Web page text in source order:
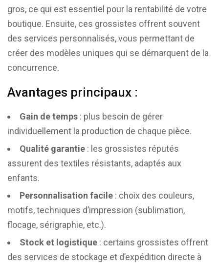
gros, ce qui est essentiel pour la rentabilité de votre
boutique. Ensuite, ces grossistes offrent souvent
des services personnalisés, vous permettant de
créer des modèles uniques qui se démarquent de la
concurrence.
Avantages principaux :
Gain de temps : plus besoin de gérer
individuellement la production de chaque pièce.
Qualité garantie : les grossistes réputés
assurent des textiles résistants, adaptés aux
enfants.
Personnalisation facile : choix des couleurs,
motifs, techniques d’impression (sublimation,
flocage, sérigraphie, etc.).
Stock et logistique : certains grossistes offrent
des services de stockage et d’expédition directe à